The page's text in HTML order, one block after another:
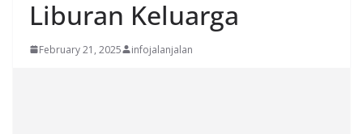
Liburan Keluarga
February 21, 2025 infojalanjalan